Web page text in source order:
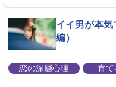
イイ男が本
編）
恋の深層心理 育て